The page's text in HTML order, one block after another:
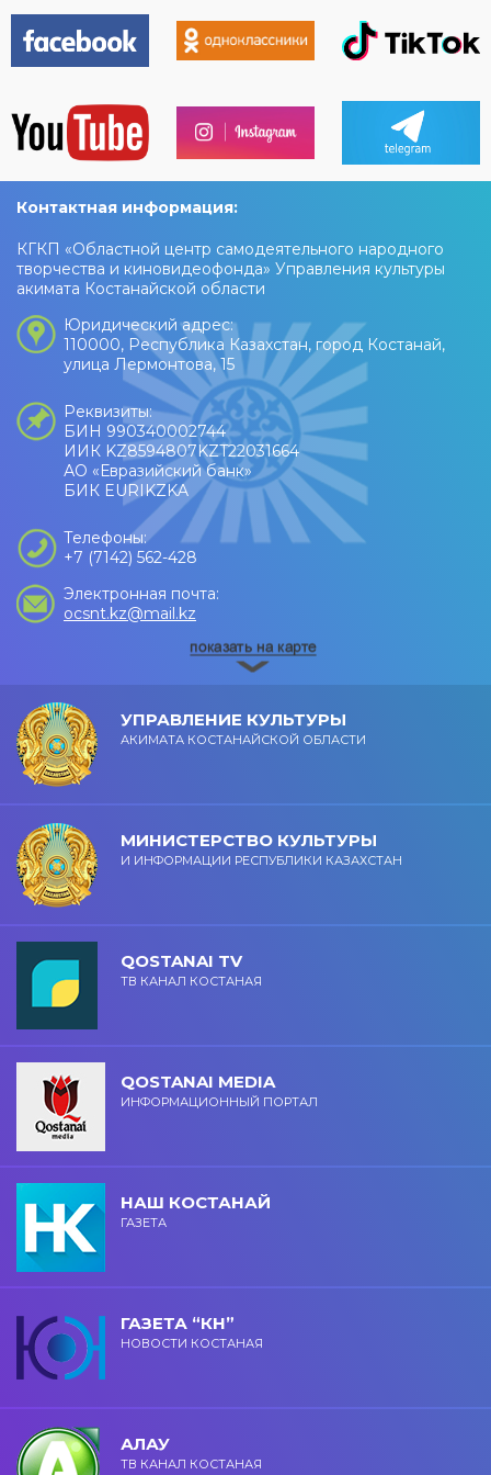
Контактная информация:
КГКП «Областной центр самодеятельного народного
творчества и киновидеофонда» Управления культуры
акимата Костанайской области
Юридический адрес:
110000, Республика Казахстан, город Костанай,
улица Лермонтова, 15
Реквизиты:
БИН 990340002744
ИИК KZ8594807KZT22031664
АО «Евразийский банк»
БИК EURIKZKA
Телефоны:
+7 (7142) 562-428
Электронная почта:
ocsnt.kz@mail.kz
УПРАВЛЕНИЕ КУЛЬТУРЫ
АКИМАТА КОСТАНАЙСКОЙ ОБЛАСТИ
МИНИСТЕРСТВО КУЛЬТУРЫ
И ИНФОРМАЦИИ РЕСПУБЛИКИ КАЗАХСТАН
QOSTANAI TV
ТВ КАНАЛ КОСТАНАЯ
QOSTANAI MEDIA
ИНФОРМАЦИОННЫЙ ПОРТАЛ
НАШ КОСТАНАЙ
ГАЗЕТА
ГАЗЕТА “КН”
НОВОСТИ КОСТАНАЯ
АЛАУ
ТВ КАНАЛ КОСТАНАЯ